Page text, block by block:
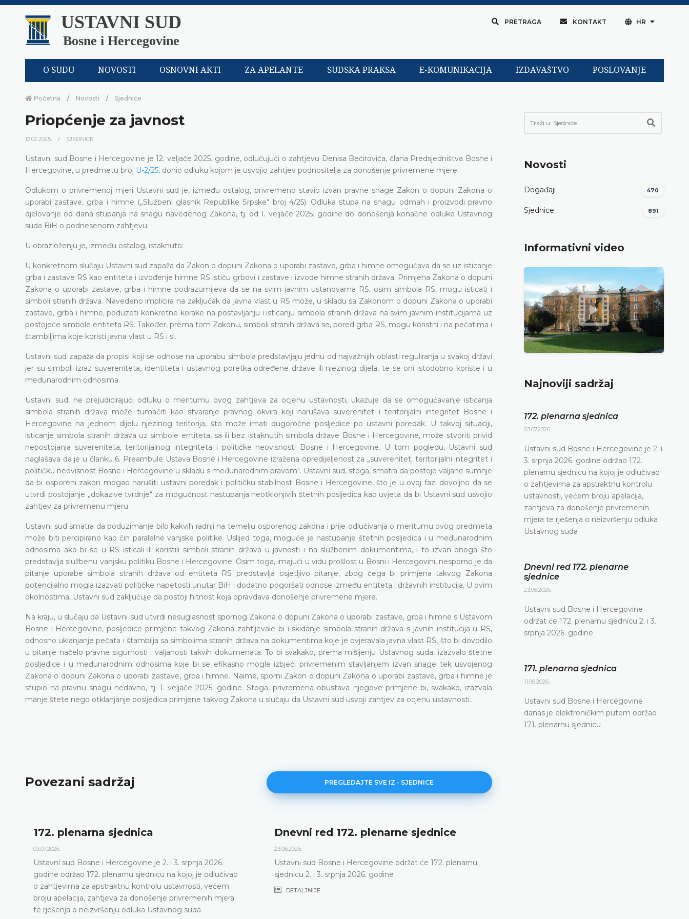
USTAVNI SUD
Bosne i Hercegovine
PRETRAGA KONTAKT HR
O SUDU NOVOSTI OSNOVNI AKTI ZA APELANTE SUDSKA PRAKSA E-KOMUNIKACIJA IZDAVAŠTVO POSLOVANJE
Početna Novosti Sjednice
Priopćenje za javnost
12.02.2025. SJEDNICE
Ustavni sud Bosne i Hercegovine je 12. veljače 2025. godine, odlučujući o zahtjevu Denisa Bećirovića, člana Predsjedništva Bosne i
Hercegovine, u predmetu broj U-2/25, donio odluku kojom je usvojio zahtjev podnositelja za donošenje privremene mjere.
Odlukom o privremenoj mjeri Ustavni sud je, između ostalog, privremeno stavio izvan pravne snage Zakon o dopuni Zakona o
uporabi zastave, grba i himne („Službeni glasnik Republike Srpske“ broj 4/25). Odluka stupa na snagu odmah i proizvodi pravno
djelovanje od dana stupanja na snagu navedenog Zakona, tj. od 1. veljače 2025. godine do donošenja konačne odluke Ustavnog
suda BiH o podnesenom zahtjevu.
U obrazloženju je, između ostalog, istaknuto:
U konkretnom slučaju Ustavni sud zapaža da Zakon o dopuni Zakona o uporabi zastave, grba i himne omogućava da se uz isticanje
grba i zastave RS kao entiteta i izvođenje himne RS ističu grbovi i zastave i izvode himne stranih država. Primjena Zakona o dopuni
Zakona o uporabi zastave, grba i himne podrazumijeva da se na svim javnim ustanovama RS, osim simbola RS, mogu isticati i
simboli stranih država. Navedeno implicira na zaključak da javna vlast u RS može, u skladu sa Zakonom o dopuni Zakona o uporabi
zastave, grba i himne, poduzeti konkretne korake na postavljanju i isticanju simbola stranih država na svim javnim institucijama uz
postojeće simbole entiteta RS. Također, prema tom Zakonu, simboli stranih država se, pored grba RS, mogu koristiti i na pečatima i
štambiljima koje koristi javna vlast u RS i sl.
Ustavni sud zapaža da propisi koji se odnose na uporabu simbola predstavljaju jednu od najvažnijih oblasti reguliranja u svakoj državi
jer su simboli izraz suvereniteta, identiteta i ustavnog poretka određene države ili njezinog dijela, te se oni istodobno koriste i u
međunarodnim odnosima.
Ustavni sud, ne prejudicirajući odluku o meritumu ovog zahtjeva za ocjenu ustavnosti, ukazuje da se omogućavanje isticanja
simbola stranih država može tumačiti kao stvaranje pravnog okvira koji narušava suverenitet i teritorijalni integritet Bosne i
Hercegovine na jednom dijelu njezinog teritorija, što može imati dugoročne posljedice po ustavni poredak. U takvoj situaciji,
isticanje simbola stranih država uz simbole entiteta, sa ili bez istaknutih simbola države Bosne i Hercegovine, može stvoriti privid
nepostojanja suvereniteta, teritorijalnog integriteta i političke neovisnosti Bosne i Hercegovine. U tom pogledu, Ustavni sud
naglašava da je u članku 6. Preambule Ustava Bosne i Hercegovine izražena opredijeljenost za „suverenitet, teritorijalni integritet i
političku neovisnost Bosne i Hercegovine u skladu s međunarodnim pravom“. Ustavni sud, stoga, smatra da postoje valjane sumnje
da bi osporeni zakon mogao narušiti ustavni poredak i političku stabilnost Bosne i Hercegovine, što je u ovoj fazi dovoljno da se
utvrdi postojanje „dokazive tvrdnje“ za mogućnost nastupanja neotklonjivih štetnih posljedica kao uvjeta da bi Ustavni sud usvojio
zahtjev za privremenu mjeru.
Ustavni sud smatra da poduzimanje bilo kakvih radnji na temelju osporenog zakona i prije odlučivanja o meritumu ovog predmeta
može biti percipirano kao čin paralelne vanjske politike. Uslijed toga, moguće je nastupanje štetnih posljedica i u međunarodnim
odnosima ako bi se u RS isticali ili koristili simboli stranih država u javnosti i na službenim dokumentima, i to izvan onoga što
predstavlja službenu vanjsku politiku Bosne i Hercegovine. Osim toga, imajući u vidu prošlost u Bosni i Hercegovini, nesporno je da
pitanje uporabe simbola stranih država od entiteta RS predstavlja osjetljivo pitanje, zbog čega bi primjena takvog Zakona
potencijalno mogla izazvati političke napetosti unutar BiH i dodatno pogoršati odnose između entiteta i državnih institucija. U ovim
okolnostima, Ustavni sud zaključuje da postoji hitnost koja opravdava donošenje privremene mjere.
Na kraju, u slučaju da Ustavni sud utvrdi nesuglasnost spornog Zakona o dopuni Zakona o uporabi zastave, grba i himne s Ustavom
Bosne i Hercegovine, posljedice primjene takvog Zakona zahtijevale bi i skidanje simbola stranih država s javnih institucija u RS,
odnosno uklanjanje pečata i štambilja sa simbolima stranih država na dokumentima koje je ovjeravala javna vlast RS, što bi dovodilo
u pitanje načelo pravne sigurnosti i valjanosti takvih dokumenata. To bi svakako, prema mišljenju Ustavnog suda, izazvalo štetne
posljedice i u međunarodnim odnosima koje bi se efikasno mogle izbjeći privremenim stavljanjem izvan snage tek usvojenog
Zakona o dopuni Zakona o uporabi zastave, grba i himne. Naime, sporni Zakon o dopuni Zakona o uporabi zastave, grba i himne je
stupio na pravnu snagu nedavno, tj. 1. veljače 2025. godine. Stoga, privremena obustava njegove primjene bi, svakako, izazvala
manje štete nego otklanjanje posljedica primjene takvog Zakona u slučaju da Ustavni sud usvoji zahtjev za ocjenu ustavnosti.
Povezani sadržaj PREGLEDAJTE SVE IZ - SJEDNICE
172. plenarna sjednica
03.07.2026.
Ustavni sud Bosne i Hercegovine je 2. i 3. srpnja 2026.
godine održao 172. plenarnu sjednicu na kojoj je odlučivao
o zahtjevima za apstraktnu kontrolu ustavnosti, većem
broju apelacija, zahtjeva za donošenje privremenih mjera
te rješenja o neizvršenju odluka Ustavnog suda
Dnevni red 172. plenarne sjednice
23.06.2026.
Ustavni sud Bosne i Hercegovine održat će 172. plenarnu
sjednicu 2. i 3. srpnja 2026. godine
DETALJNIJE
Novosti
Događaji 470
Sjednice 891
Informativni video
Najnoviji sadržaj
172. plenarna sjednica
03.07.2026.
Ustavni sud Bosne i Hercegovine je 2. i
3. srpnja 2026. godine održao 172.
plenarnu sjednicu na kojoj je odlučivao
o zahtjevima za apstraktnu kontrolu
ustavnosti, većem broju apelacija,
zahtjeva za donošenje privremenih
mjera te rješenja o neizvršenju odluka
Ustavnog suda
Dnevni red 172. plenarne
sjednice
23.06.2026.
Ustavni sud Bosne i Hercegovine
održat će 172. plenarnu sjednicu 2. i 3.
srpnja 2026. godine
171. plenarna sjednica
11.06.2026.
Ustavni sud Bosne i Hercegovine
danas je elektroničkim putem održao
171. plenarnu sjednicu